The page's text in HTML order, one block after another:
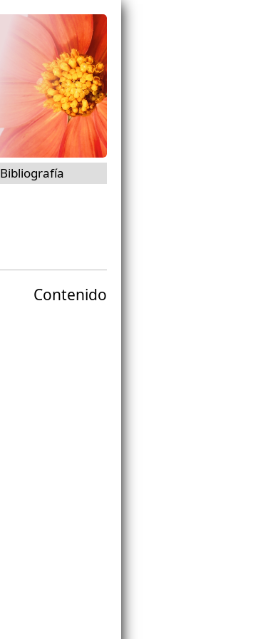
Contenido
Bibliografía